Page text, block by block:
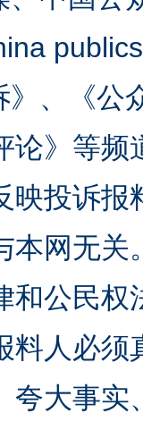
、《公
论》等
映投诉
本网无
和公民
料人必
夸大事